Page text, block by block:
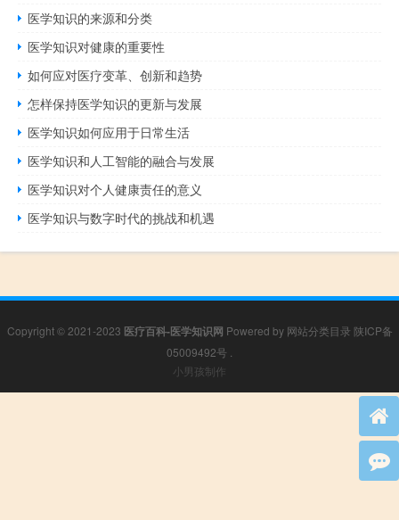
医学知识的来源和分类
医学知识对健康的重要性
如何应对医疗变革、创新和趋势
怎样保持医学知识的更新与发展
医学知识如何应用于日常生活
医学知识和人工智能的融合与发展
医学知识对个人健康责任的意义
医学知识与数字时代的挑战和机遇
Copyright © 2021-2023 医疗百科-医学知识网 Powered by 网站分类目录 陕ICP备
05009492号
小男孩制作